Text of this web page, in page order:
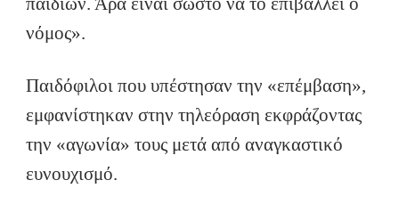
νόμος».
Παιδόφιλοι που υπέστησαν την «επέμβαση»,
εμφανίστηκαν στην τηλεόραση εκφράζοντας
την «αγωνία» τους μετά από αναγκαστικό
ευνουχισμό.